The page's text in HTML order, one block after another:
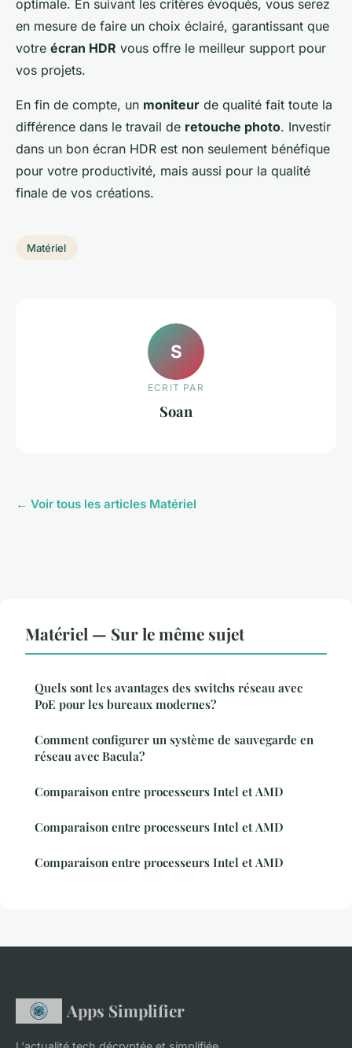
optimale. En suivant les critères évoqués, vous serez
en mesure de faire un choix éclairé, garantissant que
votre écran HDR vous offre le meilleur support pour
vos projets.
En fin de compte, un moniteur de qualité fait toute la
différence dans le travail de retouche photo. Investir
dans un bon écran HDR est non seulement bénéfique
pour votre productivité, mais aussi pour la qualité
finale de vos créations.
Matériel
S
ECRIT PAR
Soan
← Voir tous les articles Matériel
Matériel — Sur le même sujet
Quels sont les avantages des switchs réseau avec
PoE pour les bureaux modernes?
Comment configurer un système de sauvegarde en
réseau avec Bacula?
Comparaison entre processeurs Intel et AMD
Comparaison entre processeurs Intel et AMD
Comparaison entre processeurs Intel et AMD
Apps Simplifier